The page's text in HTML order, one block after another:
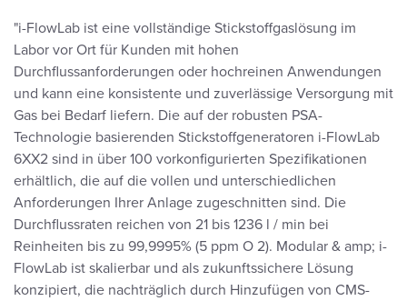
"i-FlowLab ist eine vollständige Stickstoffgaslösung im
Labor vor Ort für Kunden mit hohen
Durchflussanforderungen oder hochreinen Anwendungen
und kann eine konsistente und zuverlässige Versorgung mit
Gas bei Bedarf liefern. Die auf der robusten PSA-
Technologie basierenden Stickstoffgeneratoren i-FlowLab
6XX2 sind in über 100 vorkonfigurierten Spezifikationen
erhältlich, die auf die vollen und unterschiedlichen
Anforderungen Ihrer Anlage zugeschnitten sind. Die
Durchflussraten reichen von 21 bis 1236 l / min bei
Reinheiten bis zu 99,9995% (5 ppm O 2). Modular & amp; i-
FlowLab ist skalierbar und als zukunftssichere Lösung
konzipiert, die nachträglich durch Hinzufügen von CMS-